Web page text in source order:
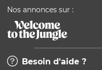
Nos annonces sur :
Besoin d'aide ?